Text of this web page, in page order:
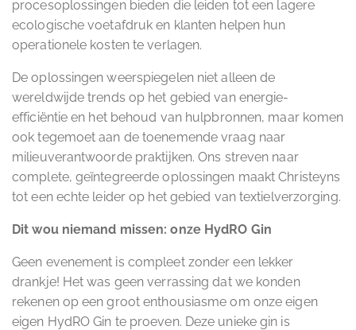
procesoplossingen bieden die leiden tot een lagere
ecologische voetafdruk en klanten helpen hun
operationele kosten te verlagen.
De oplossingen weerspiegelen niet alleen de
wereldwijde trends op het gebied van energie-
efficiëntie en het behoud van hulpbronnen, maar komen
ook tegemoet aan de toenemende vraag naar
milieuverantwoorde praktijken. Ons streven naar
complete, geïntegreerde oplossingen maakt Christeyns
tot een echte leider op het gebied van textielverzorging.
Dit wou niemand missen: onze HydRO Gin
Geen evenement is compleet zonder een lekker
drankje! Het was geen verrassing dat we konden
rekenen op een groot enthousiasme om onze eigen
eigen HydRO Gin te proeven. Deze unieke gin is